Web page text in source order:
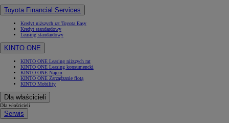
Toyota Financial Services
Kredyt niższych rat Toyota Easy
Kredyt standardowy
Leasing standardowy
KINTO ONE
KINTO ONE Leasing niższych rat
KINTO ONE Leasing konsumencki
KINTO ONE Najem
KINTO ONE Zarządzanie flotą
KINTO Mobility
Dla właścicieli
Dla właścicieli
Serwis